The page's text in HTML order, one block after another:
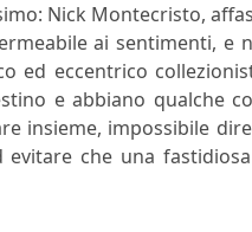
Nick Montecristo,
ai sentimenti,
ed eccentrico
e abbiano qualche
insieme, impossibile
evitare che una